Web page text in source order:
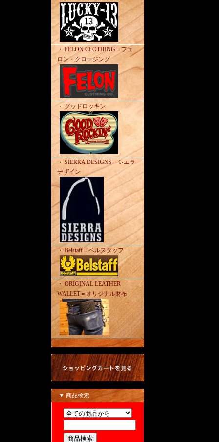
・ FELON CLOTHING＝フェ
ロン・クロージング
・ グッドロッキン
・ SIERRA DESIGNS＝シエラ
デザイン
・ Belstaff＝ベルスタッフ
・ ORIGINAL LEATHER
WALLET＝オリジナル財布
▼ 商品検索